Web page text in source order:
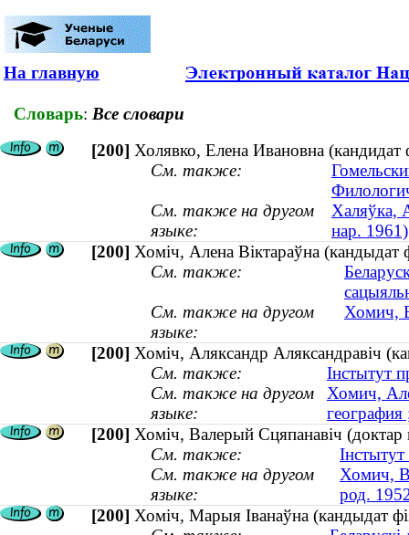
На главную
Словарь: Все словари
[200] Холявко, Елена Ивановна
См. также:
См. также на другом
языке:
Халяўка,
нар. 1961)
[200] Хоміч, Алена Віктараўна (кандыдат
См. также:
См. также на другом
языке:
Хомич,
[200] Хоміч, Аляксандр Аляксандравіч
См. также:
Інстытут
См. также на другом
языке:
Хомич,
[200] Хоміч, Валерый Сцяпанавіч (доктар
См. также:
См. также на другом
языке:
Хомич,
род.
[200] Хоміч, Марыя Іванаўна (кандыдат